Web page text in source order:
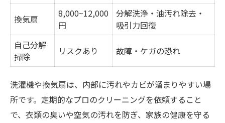
換気扇
8,000~12,000
円
分解洗浄・油汚れ除去・
吸引力回復
自己分解
掃除
リスクあり 故障・ケガの恐れ
洗濯機や換気扇は、内部に汚れやカビが溜まりやすい場
所です。定期的なプロのクリーニングを依頼すること
で、衣類の臭いや空気の汚れを防ぎ、家族の健康を守る